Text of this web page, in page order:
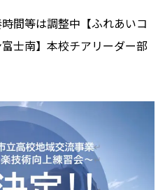
間等は調整中【ふれあいコ
士南】本校チアリーダー部